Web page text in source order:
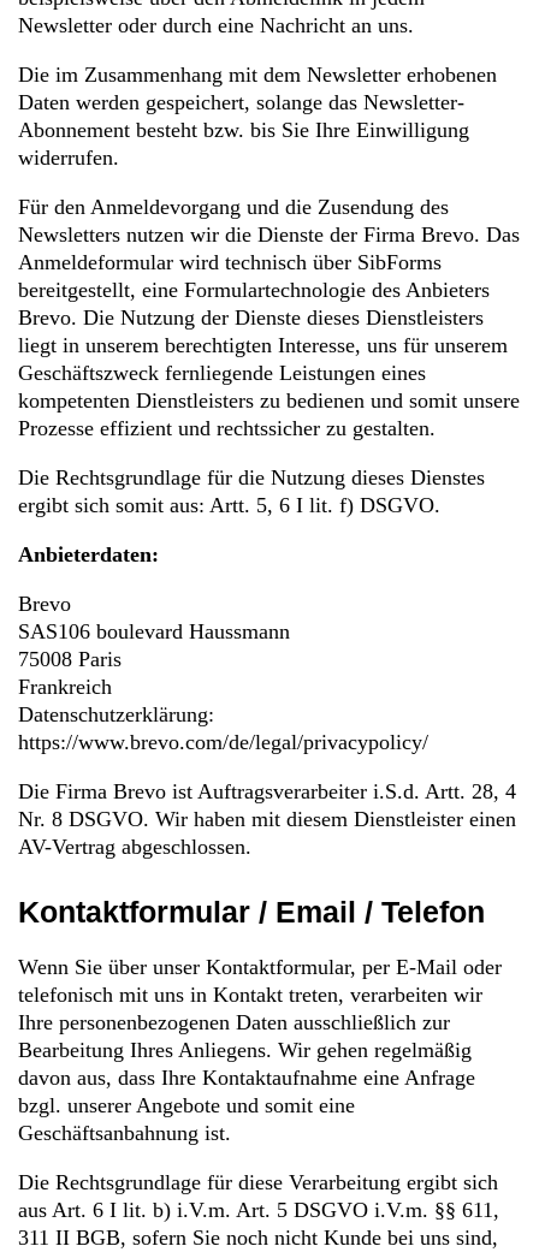
Newsletter oder durch eine Nachricht an uns.
Die im Zusammenhang mit dem Newsletter erhobenen
Daten werden gespeichert, solange das Newsletter-
Abonnement besteht bzw. bis Sie Ihre Einwilligung
widerrufen.
Für den Anmeldevorgang und die Zusendung des
Newsletters nutzen wir die Dienste der Firma Brevo. Das
Anmeldeformular wird technisch über SibForms
bereitgestellt, eine Formulartechnologie des Anbieters
Brevo. Die Nutzung der Dienste dieses Dienstleisters
liegt in unserem berechtigten Interesse, uns für unserem
Geschäftszweck fernliegende Leistungen eines
kompetenten Dienstleisters zu bedienen und somit unsere
Prozesse effizient und rechtssicher zu gestalten.
Die Rechtsgrundlage für die Nutzung dieses Dienstes
ergibt sich somit aus: Artt. 5, 6 I lit. f) DSGVO.
Anbieterdaten:
Brevo
SAS106 boulevard Haussmann
75008 Paris
Frankreich
Datenschutzerklärung:
https://www.brevo.com/de/legal/privacypolicy/
Die Firma Brevo ist Auftragsverarbeiter i.S.d. Artt. 28, 4
Nr. 8 DSGVO. Wir haben mit diesem Dienstleister einen
AV-Vertrag abgeschlossen.
Kontaktformular / Email / Telefon
Wenn Sie über unser Kontaktformular, per E-Mail oder
telefonisch mit uns in Kontakt treten, verarbeiten wir
Ihre personenbezogenen Daten ausschließlich zur
Bearbeitung Ihres Anliegens. Wir gehen regelmäßig
davon aus, dass Ihre Kontaktaufnahme eine Anfrage
bzgl. unserer Angebote und somit eine
Geschäftsanbahnung ist.
Die Rechtsgrundlage für diese Verarbeitung ergibt sich
aus Art. 6 I lit. b) i.V.m. Art. 5 DSGVO i.V.m. §§ 611,
311 II BGB, sofern Sie noch nicht Kunde bei uns sind,